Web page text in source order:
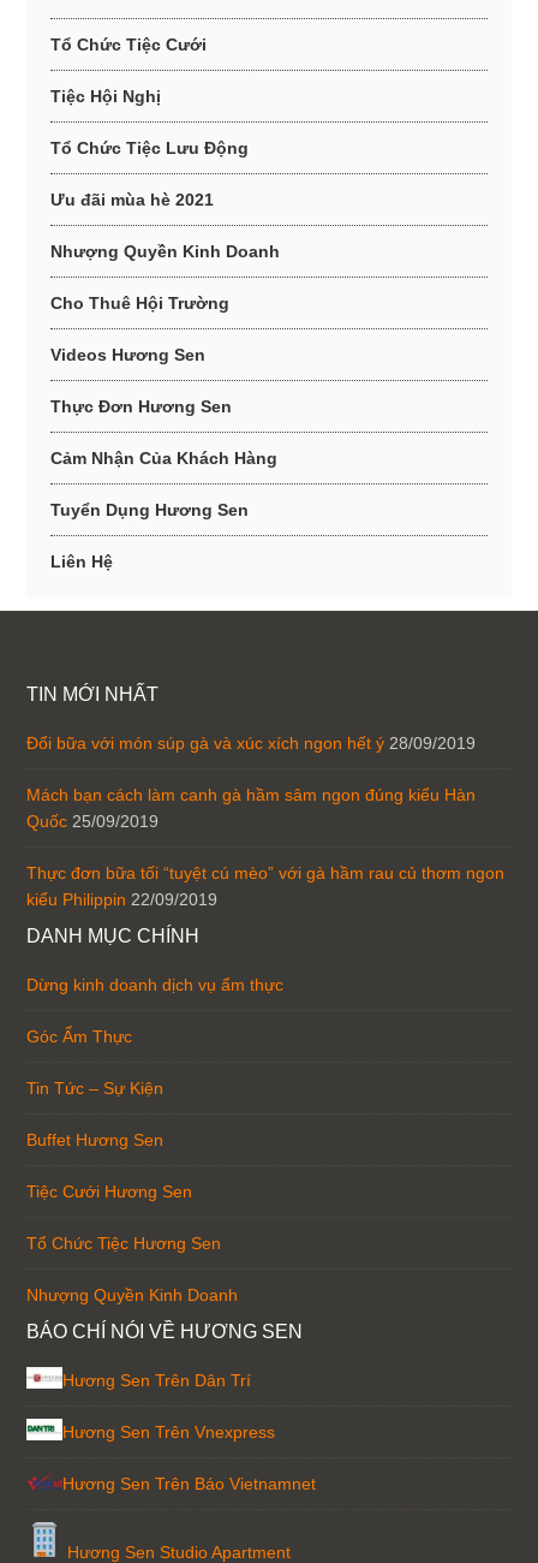
Tổ Chức Tiệc Cưới
Tiệc Hội Nghị
Tổ Chức Tiệc Lưu Động
Ưu đãi mùa hè 2021
Nhượng Quyền Kinh Doanh
Cho Thuê Hội Trường
Videos Hương Sen
Thực Đơn Hương Sen
Cảm Nhận Của Khách Hàng
Tuyển Dụng Hương Sen
Liên Hệ
TIN MỚI NHẤT
Đổi bữa với món súp gà và xúc xích ngon hết ý 28/09/2019
Mách bạn cách làm canh gà hầm sâm ngon đúng kiểu Hàn
Quốc 25/09/2019
Thực đơn bữa tối “tuyệt cú mèo” với gà hầm rau củ thơm ngon
kiểu Philippin 22/09/2019
DANH MỤC CHÍNH
Dừng kinh doanh dịch vụ ẩm thực
Góc Ẩm Thực
Tin Tức – Sự Kiện
Buffet Hương Sen
Tiệc Cưới Hương Sen
Tổ Chức Tiệc Hương Sen
Nhượng Quyền Kinh Doanh
BÁO CHÍ NÓI VỀ HƯƠNG SEN
Hương Sen Trên Dân Trí
Hương Sen Trên Vnexpress
Hương Sen Trên Báo Vietnamnet
Hương Sen Studio Apartment